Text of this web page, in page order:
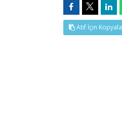
Atıf İçin Kopyala